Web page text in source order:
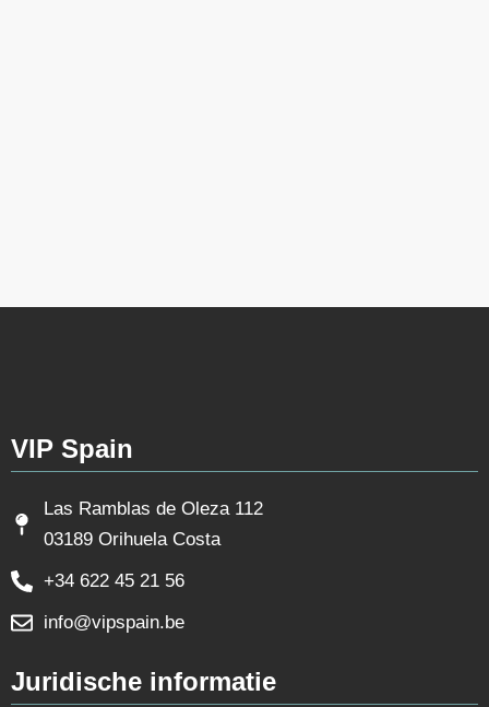
VIP Spain
Las Ramblas de Oleza 112
03189 Orihuela Costa
+34 622 45 21 56
info@vipspain.be
Juridische informatie